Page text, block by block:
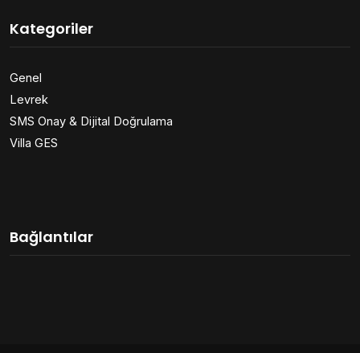
Kategoriler
Genel
Levrek
SMS Onay & Dijital Doğrulama
Villa GES
Bağlantılar